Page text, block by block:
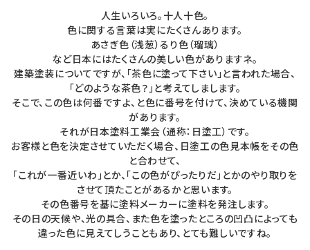
人生いろいろ。十人十色。
色に関する言葉は実にたくさんあります。
あさぎ色（浅葱）るり色（瑠璃）
など日本にはたくさんの美しい色がありますネ。
建築塗装についてですが、「茶色に塗って下さい」と言われた場合、
「どのような茶色？」と考えてしまします。
そこで、この色は何番ですよ、と色に番号を付けて、決めている機関
があります。
それが日本塗料工業会（通称：日塗工）です。
お客様と色を決定させていただく場合、日塗工の色見本帳をその色
と合わせて、
「これが一番近いわ」とか、「この色がぴったりだ」とかのやり取りを
させて頂たことがあるかと思います。
その色番号を基に塗料メーカーに塗料を発注します。
その日の天候や、光の具合、また色を塗ったところの凹凸によっても
違った色に見えてしうこともあり、とても難しいですね。